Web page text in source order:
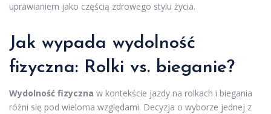
uprawianiem jako częścią zdrowego stylu życia.
Jak wypada wydolność
fizyczna: Rolki vs. bieganie?
Wydolność fizyczna w kontekście jazdy na rolkach i biegania
różni się pod wieloma względami. Decyzja o wyborze jednej z